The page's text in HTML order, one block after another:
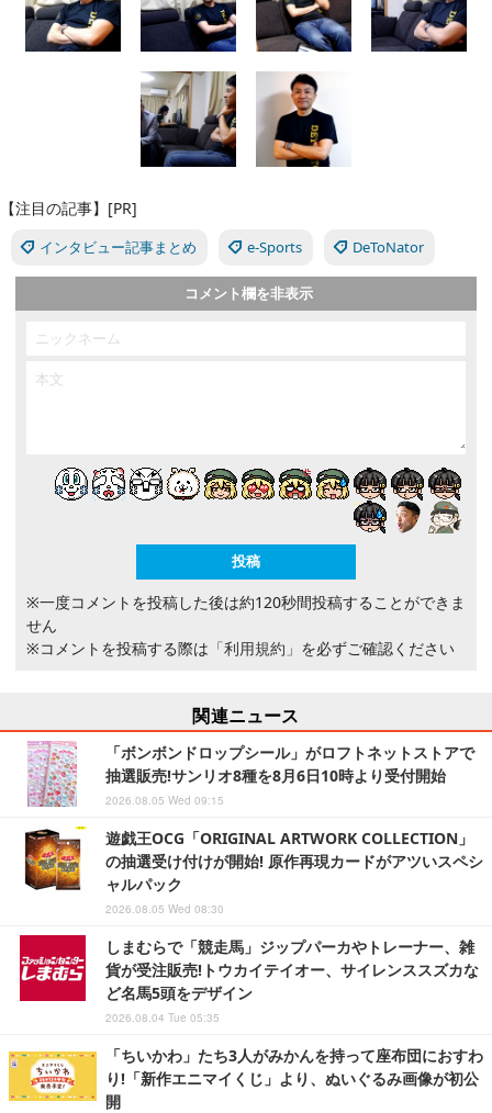
【注目の記事】[PR]
インタビュー記事まとめ e-Sports DeToNator
コメント欄を非表示
※一度コメントを投稿した後は約120秒間投稿することができま
せん
※コメントを投稿する際は 「利用規約」 を必ずご確認ください
関連ニュース
「ボンボンドロップシール」がロフトネットストアで
抽選販売!サンリオ8種を8月6日10時より受付開始
2026.08.05 Wed 09:15
遊戯王OCG「ORIGINAL ARTWORK COLLECTION」
の抽選受け付けが開始! 原作再現カードがアツいスペシ
ャルパック
2026.08.05 Wed 08:30
しまむらで「競走馬」ジップパーカやトレーナー、雑
貨が受注販売!トウカイテイオー、サイレンススズカな
ど名馬5頭をデザイン
2026.08.04 Tue 05:35
「ちいかわ」たち3人がみかんを持って座布団におすわ
り!「新作エニマイくじ」より、ぬいぐるみ画像が初公
開